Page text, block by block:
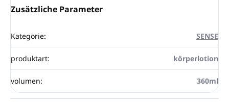
Zusätzliche Parameter
Kategorie: SENSE
produktart: körperlotion
volumen: 360ml